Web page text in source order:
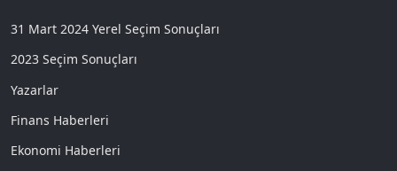
31 Mart 2024 Yerel Seçim Sonuçları
2023 Seçim Sonuçları
Yazarlar
Finans Haberleri
Ekonomi Haberleri